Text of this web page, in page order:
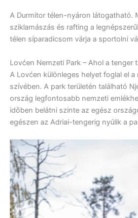
A Durmitor télen-nyáron látogatható.
sziklamászás és rafting a
télen síparadicsom várja a sportolni
Lovćen Nemzeti Park – Ahol a tenger
A Lovćen különleges helyet foglal el
szívében. A park területén található
ország legfontosabb nemzeti
időben belátni szinte az egész
egészen az Adriai-tengerig nyúlik a